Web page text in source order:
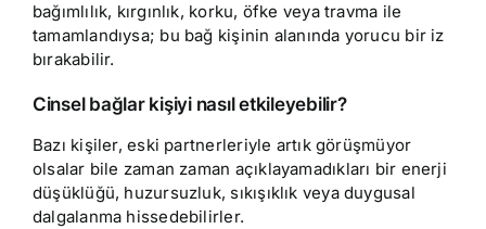
bağımlılık, kırgınlık, korku, öfke veya travma ile
tamamlandıysa; bu bağ kişinin alanında yorucu bir iz
bırakabilir.
Cinsel bağlar kişiyi nasıl etkileyebilir?
Bazı kişiler, eski partnerleriyle artık görüşmüyor
olsalar bile zaman zaman açıklayamadıkları bir enerji
düşüklüğü, huzursuzluk, sıkışıklık veya duygusal
dalgalanma hissedebilirler.